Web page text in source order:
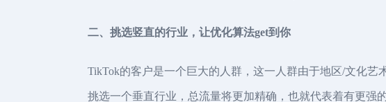
二、挑选竖直的行业，让优化算法get到你
TikTok的客户是一个巨大的人群，这一人群由于地区/文化艺
挑选一个垂直行业，总流量将更加精确，也就代表着有更强